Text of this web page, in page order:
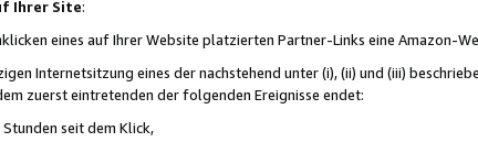
Ihrer Site:
eines auf Ihrer Website platzierten Partner-Links eine Amazon-
Internetsitzung eines der nachstehend unter (i), (ii) und (iii)
zuerst eintretenden der folgenden Ereignisse endet:
seit dem Klick,